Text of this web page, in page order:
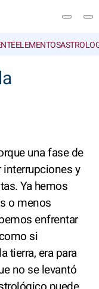
ELEMENTOS
una fase de
y
Ya hemos
o menos
enfrentar
si
tierra, era para
no se levantó